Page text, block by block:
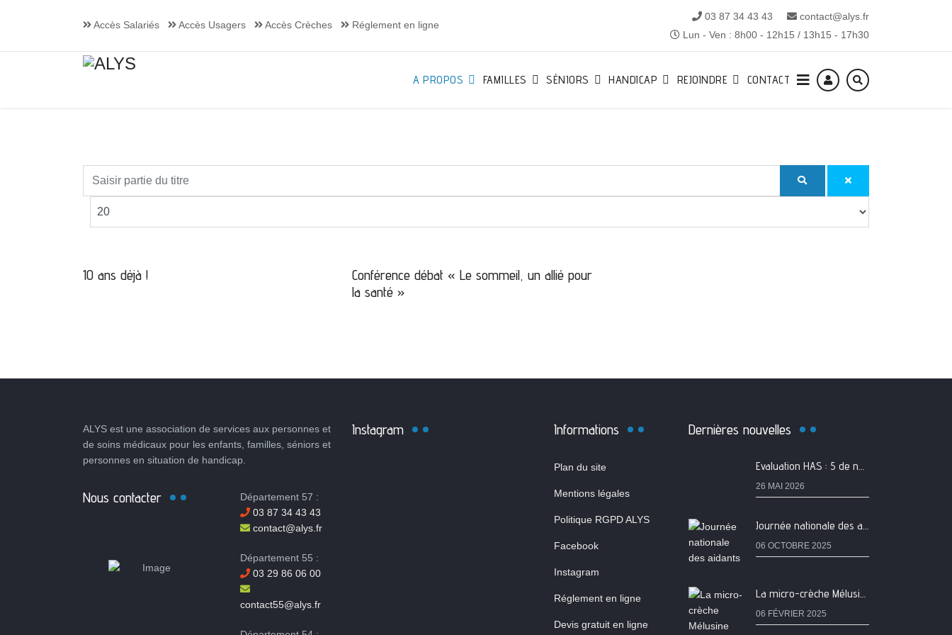
Accès Salariés Accès Usagers Accès Crèches Réglement en ligne
03 87 34 43 43
contact@alys.fr
Lun - Ven : 8h00 - 12h15 / 13h15 - 17h30
A PROPOS FAMILLES SÉNIORS HANDICAP REJOINDRE CONTACT
10 ans déjà !
Conférence débat « Le sommeil, un allié pour
la santé »
ALYS est une association de services aux personnes et
de soins médicaux pour les enfants, familles, séniors et
personnes en situation de handicap.
Nous contacter
Département 57 :
03 87 34 43 43
contact@alys.fr
Département 55 :
03 29 86 06 00
contact55@alys.fr
Instagram Informations
Plan du site
Mentions légales
Politique RGPD ALYS
Facebook
Instagram
Réglement en ligne
Devis gratuit en ligne
Dernières nouvelles
Evaluation HAS : 5 de nos services classés A
26 MAI 2026
Journée nationale des aidants
06 OCTOBRE 2025
La micro-crèche Mélusine passe au tarif de la PSU !
06 FÉVRIER 2025